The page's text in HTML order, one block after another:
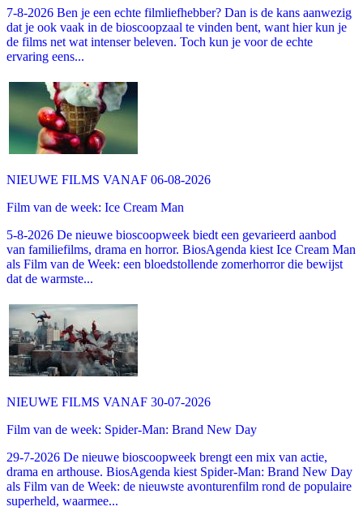
7-8-2026 Ben je een echte filmliefhebber? Dan is de kans aanwezig
dat je ook vaak in de bioscoopzaal te vinden bent, want hier kun je
de films net wat intenser beleven. Toch kun je voor de echte
ervaring eens...
NIEUWE FILMS VANAF 06-08-2026
Film van de week: Ice Cream Man
5-8-2026 De nieuwe bioscoopweek biedt een gevarieerd aanbod
van familiefilms, drama en horror. BiosAgenda kiest Ice Cream Man
als Film van de Week: een bloedstollende zomerhorror die bewijst
dat de warmste...
NIEUWE FILMS VANAF 30-07-2026
Film van de week: Spider-Man: Brand New Day
29-7-2026 De nieuwe bioscoopweek brengt een mix van actie,
drama en arthouse. BiosAgenda kiest Spider-Man: Brand New Day
als Film van de Week: de nieuwste avonturenfilm rond de populaire
superheld, waarmee...